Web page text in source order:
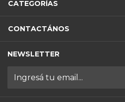
CATEGORÍAS
CONTACTÁNOS
NEWSLETTER